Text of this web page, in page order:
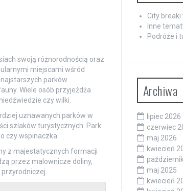
swoją różnorodnością oraz
miejscami wśród
parków
Wiele osób przyjeżdża
czy wilki.
uznawanych parków w
szlaków turystycznych. Park
czy wspinaczka.
z majestatycznych formacji
przez malownicze doliny,
City
Inne
Podróże i
Archiwa
lipiec 2026
czerwiec
maj 2026
kwiecień
maj 2025
kwiecień